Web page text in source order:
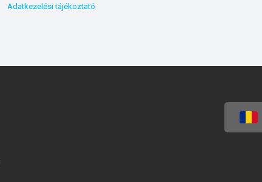
Adatkezelési tájékoztató